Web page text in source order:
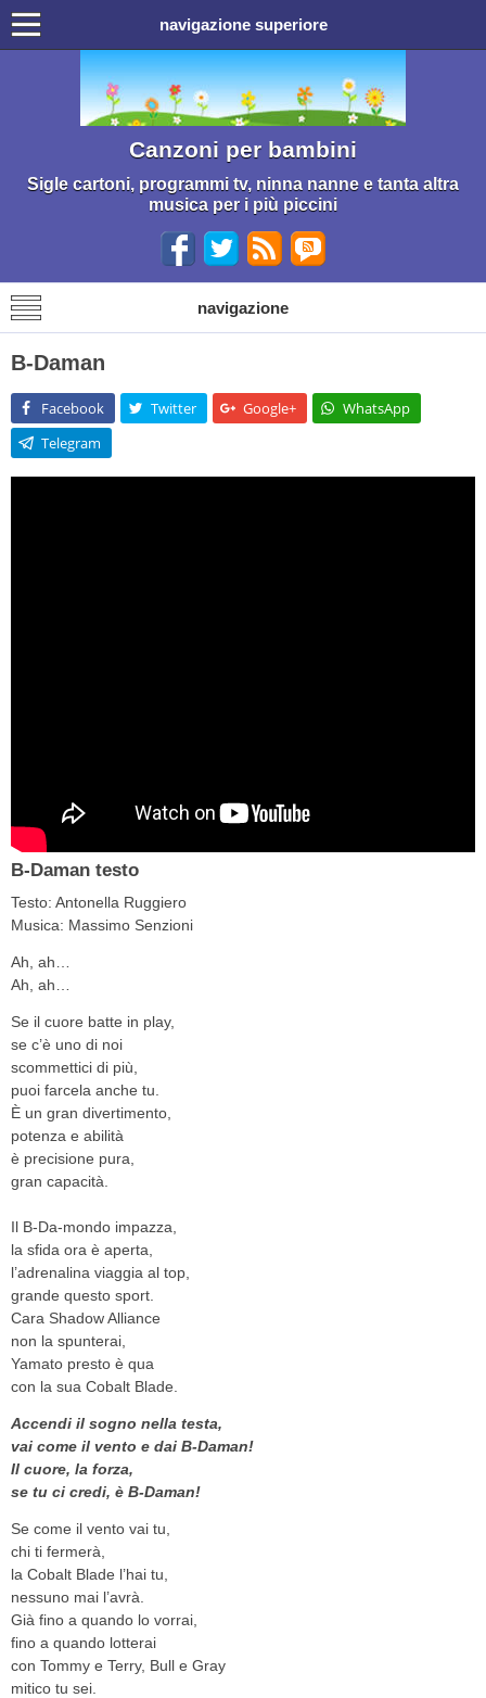
navigazione superiore
Canzoni per bambini
Sigle cartoni, programmi tv, ninna nanne e tanta altra
musica per i più piccini
navigazione
B-Daman
Facebook Twitter Google+
WhatsApp
Telegram
B-Daman testo
Testo: Antonella Ruggiero
Musica: Massimo Senzioni
Ah, ah…
Ah, ah…
Se il cuore batte in play,
se c’è uno di noi
scommettici di più,
puoi farcela anche tu.
È un gran divertimento,
potenza e abilità
è precisione pura,
gran capacità.
Il B-Da-mondo impazza,
la sfida ora è aperta,
l’adrenalina viaggia al top,
grande questo sport.
Cara Shadow Alliance
non la spunterai,
Yamato presto è qua
con la sua Cobalt Blade.
Accendi il sogno nella testa,
vai come il vento e dai B-Daman!
Il cuore, la forza,
se tu ci credi, è B-Daman!
Se come il vento vai tu,
chi ti fermerà,
la Cobalt Blade l’hai tu,
nessuno mai l’avrà.
Già fino a quando lo vorrai,
fino a quando lotterai
con Tommy e Terry, Bull e Gray
mitico tu sei.